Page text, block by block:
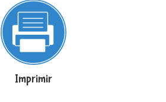
Imprimir